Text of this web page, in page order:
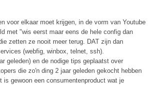
voor elkaar moet krijgen, in de vorm van Youtube
met "wis eerst maar eens de hele config dan
zetten ze nooit meer terug. DAT zijn dan
(webfig, winbox, telnet, ssh).
geleden) en de nodige tips geplaatst over
die zo'n ding 2 jaar geleden gekocht hebben
gewoon een consumentenproduct wat je